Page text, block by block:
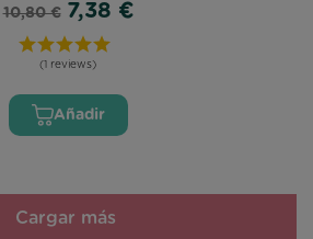
10,80 € 7,38 €
(1 reviews)
Añadir
Cargar más